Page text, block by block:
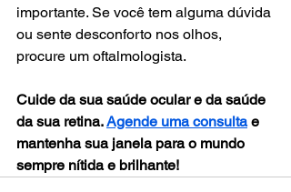
importante. Se você tem alguma dúvida
ou sente desconforto nos olhos,
procure um oftalmologista.
Cuide da sua saúde ocular e da saúde
da sua retina. Agende uma consulta e
mantenha sua janela para o mundo
sempre nítida e brilhante!